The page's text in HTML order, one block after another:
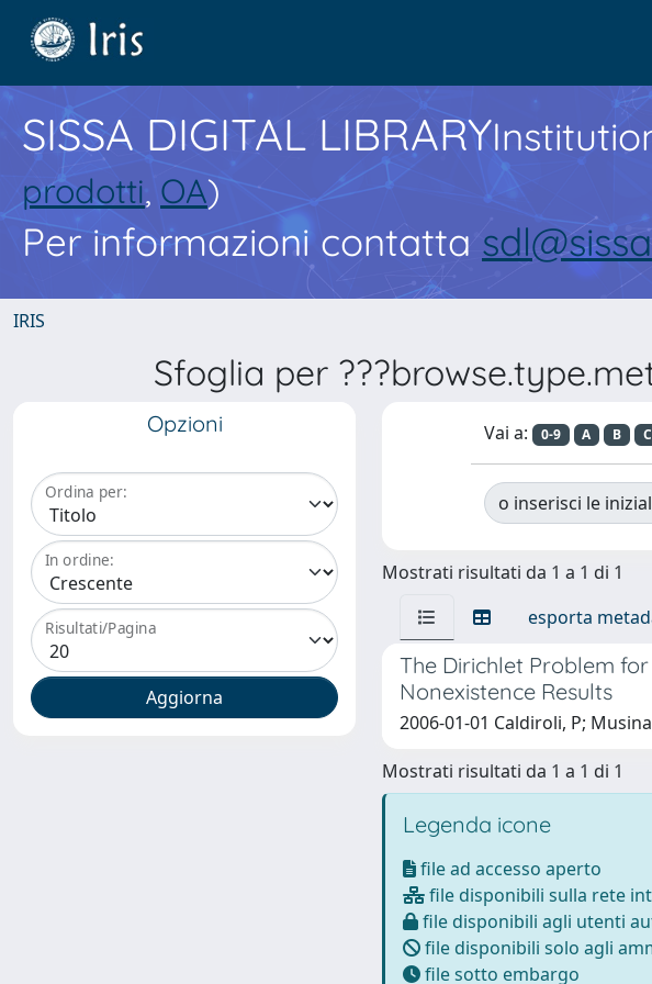
SISSA DIGITAL LIBRARY
prodotti, OA)
Per informazioni contatta
IRIS
Sfoglia per
Opzioni
Ordina per:
In ordine:
Risultati/Pagina
Vai a: 0-9 A B C
o inserisci le
Mostrati risultati da 1 a 1 di 1
esporta
The Dirichlet Problem
Nonexistence Results
2006-01-01 Caldiroli, P;
Mostrati risultati da 1 a 1 di 1
Legenda icone
file ad accesso aperto
file disponibili sulla rete
file disponibili agli utenti
file disponibili solo agli
file sotto embargo